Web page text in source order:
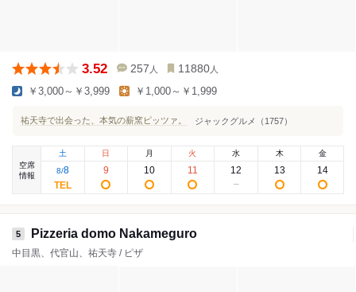
3.52 257 人 11880 人
￥3,000～￥3,999 ￥1,000～￥1,999
祐天寺で出会った、本気の薪窯ピッツァ。 ジャックグルメ（1757）
空席
情報
土
8/8
日
9
月
10
火
11
水
12
木
13
金
14
5 Pizzeria domo Nakameguro
中目黒、代官山、祐天寺 / ピザ